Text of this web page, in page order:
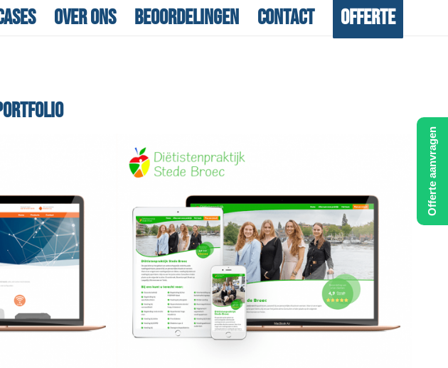
Over ons Beoordelingen Contact Offerte
Offerte aanvragen